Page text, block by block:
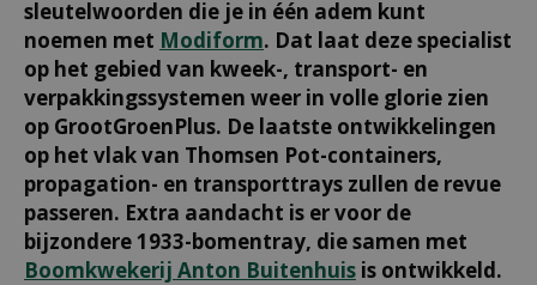
sleutelwoorden die je in één adem kunt
noemen met Modiform. Dat laat deze specialist
op het gebied van kweek-, transport- en
verpakkingssystemen weer in volle glorie zien
op GrootGroenPlus. De laatste ontwikkelingen
op het vlak van Thomsen Pot-containers,
propagation- en transporttrays zullen de revue
passeren. Extra aandacht is er voor de
bijzondere 1933-bomentray, die samen met
Boomkwekerij Anton Buitenhuis is ontwikkeld.